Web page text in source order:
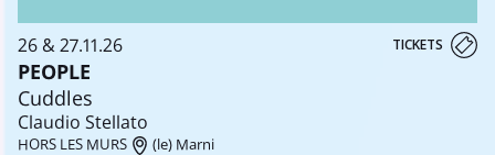
26 & 27.11.26 TICKETS
PEOPLE
Cuddles
Claudio Stellato
HORS LES MURS (le) Marni